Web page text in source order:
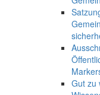
Gut zu